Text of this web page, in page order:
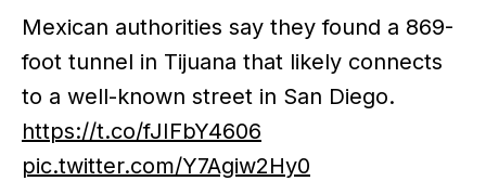
Mexican authorities say they found a 869-
foot tunnel in Tijuana that likely connects
to a well-known street in San Diego.
https://t.co/fJIFbY4606
pic.twitter.com/Y7Agiw2Hy0